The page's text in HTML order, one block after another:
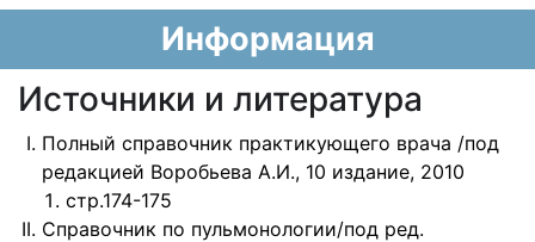
Информация
Источники и литература
Полный справочник практикующего врача /под
редакцией Воробьева А.И., 10 издание, 2010
стр.174-175
Справочник по пульмонологии/под ред.